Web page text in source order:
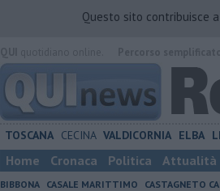
Questo sito contribuisce
TOSCANA CECINA VALDICORNIA ELBA
Home Cronaca Politica Attualità
BIBBONA CASALE MARITTIMO CASTAGNETO